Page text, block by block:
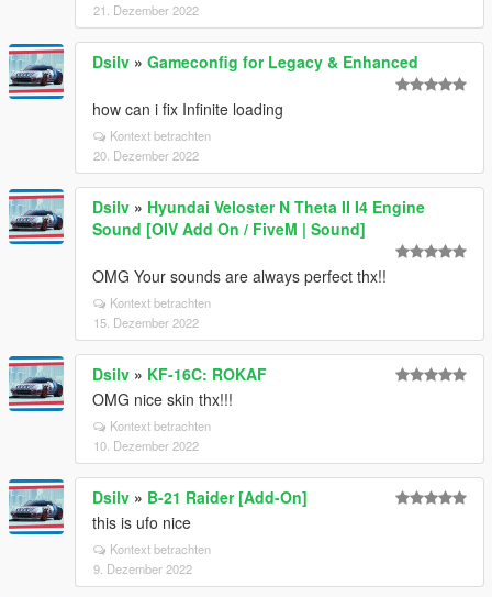
21. Dezember 2022
Dsilv » Gameconfig for Legacy & Enhanced
how can i fix Infinite loading
Kontext betrachten
20. Dezember 2022
Dsilv » Hyundai Veloster N Theta II I4 Engine
Sound [OIV Add On / FiveM | Sound]
OMG Your sounds are always perfect thx!!
Kontext betrachten
15. Dezember 2022
Dsilv » KF-16C: ROKAF
OMG nice skin thx!!!
Kontext betrachten
10. Dezember 2022
Dsilv » B-21 Raider [Add-On]
this is ufo nice
Kontext betrachten
9. Dezember 2022